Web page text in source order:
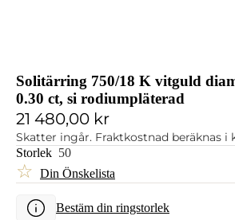
Solitärring 750/18 K vitguld
0.30 ct, si rodiumpläterad
21 480,00 kr
Skatter ingår. Fraktkostnad beräknas i
Storlek 50
☆ Din Önskelista
Bestäm din ringstorlek